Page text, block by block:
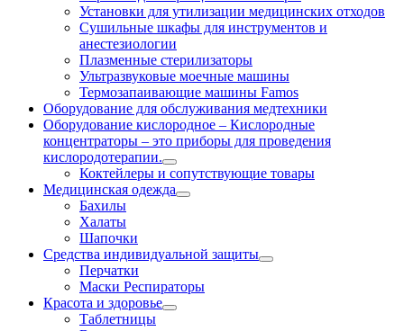
Установки для утилизации медицинских отходов
Сушильные шкафы для инструментов и
анестезиологии
Плазменные стерилизаторы
Ультразвуковые моечные машины
Термозапаивающие машины Famos
Оборудование для обслуживания медтехники
Оборудование кислородное – Кислородные
концентраторы – это приборы для проведения
кислородотерапии.
Коктейлеры и сопутствующие товары
Медицинская одежда
Бахилы
Халаты
Шапочки
Средства индивидуальной защиты
Перчатки
Маски Респираторы
Красота и здоровье
Таблетницы